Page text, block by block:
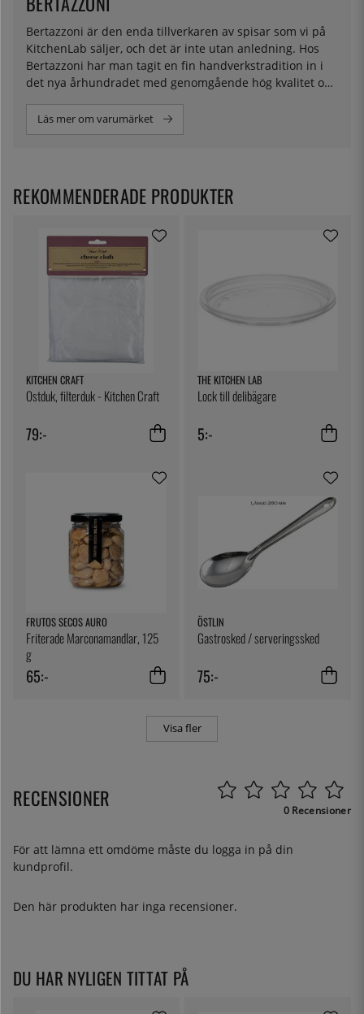
Bertazzoni är den enda tillverkaren av spisar som vi på
KitchenLab säljer, och det är inte utan anledning. Hos
Bertazzoni har man tagit en fin handverkstradition in i
det nya århundradet med genomgående hög kvalitet och
av 1800-talet har mycket hänt när det kommer till
spisar, och Bertazzoni har på ett snyggt sätt kombinerat
med både gas och induktion i flera färger och modeller
Läs mer om varumärket
KITCHEN CRAFT
Ostduk, filterduk - Kitchen Craft
79:-
THE KITCHEN LAB
Lock till delibägare
5:-
FRUTOS SECOS AURO
Friterade Marconamandlar, 125
g
65:-
ÖSTLIN
Gastrosked / serveringssked
75:-
Visa fler
REKOMMENDERADE PRODUKTER
RECENSIONER 0 Recensioner
För att lämna ett omdöme måste du logga in på din
kundprofil.
Den här produkten har inga recensioner.
DU HAR NYLIGEN TITTAT PÅ